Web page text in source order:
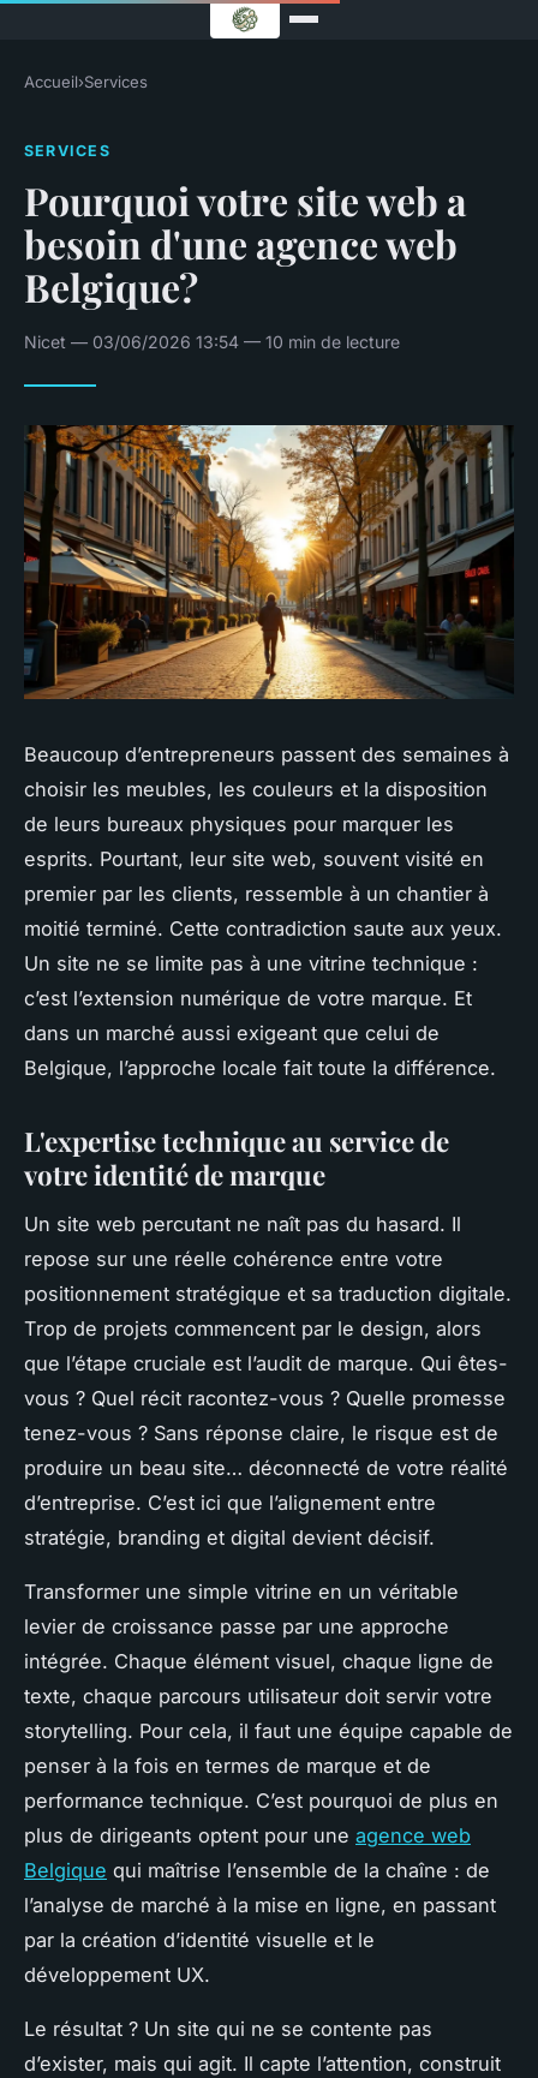
Accueil›Services
SERVICES
Pourquoi votre site web a
besoin d'une agence web
Belgique?
Nicet — 03/06/2026 13:54 — 10 min de lecture
Beaucoup d’entrepreneurs passent des semaines à
choisir les meubles, les couleurs et la disposition
de leurs bureaux physiques pour marquer les
esprits. Pourtant, leur site web, souvent visité en
premier par les clients, ressemble à un chantier à
moitié terminé. Cette contradiction saute aux yeux.
Un site ne se limite pas à une vitrine technique :
c’est l’extension numérique de votre marque. Et
dans un marché aussi exigeant que celui de
Belgique, l’approche locale fait toute la différence.
L'expertise technique au service de
votre identité de marque
Un site web percutant ne naît pas du hasard. Il
repose sur une réelle cohérence entre votre
positionnement stratégique et sa traduction digitale.
Trop de projets commencent par le design, alors
que l’étape cruciale est l’audit de marque. Qui êtes-
vous ? Quel récit racontez-vous ? Quelle promesse
tenez-vous ? Sans réponse claire, le risque est de
produire un beau site… déconnecté de votre réalité
d’entreprise. C’est ici que l’alignement entre
stratégie, branding et digital devient décisif.
Transformer une simple vitrine en un véritable
levier de croissance passe par une approche
intégrée. Chaque élément visuel, chaque ligne de
texte, chaque parcours utilisateur doit servir votre
storytelling. Pour cela, il faut une équipe capable de
penser à la fois en termes de marque et de
performance technique. C’est pourquoi de plus en
plus de dirigeants optent pour une agence web
Belgique qui maîtrise l’ensemble de la chaîne : de
l’analyse de marché à la mise en ligne, en passant
par la création d’identité visuelle et le
développement UX.
Le résultat ? Un site qui ne se contente pas
d’exister, mais qui agit. Il capte l’attention, construit